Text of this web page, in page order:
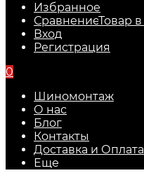
Избранное
СравнениеТовар
Вход
Регистрация
0
Шиномонтаж
О нас
Блог
Контакты
Доставка и Оплата
Еще